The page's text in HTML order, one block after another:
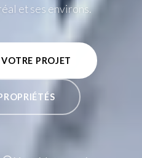
et ses environs.
PROJET